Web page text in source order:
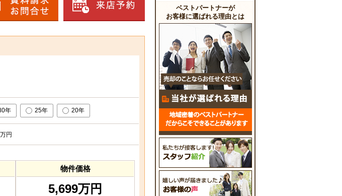
年 25年 20年
万円
物件価格
5,699万円
ベストパートナーが
お客様に選ばれる理由とは